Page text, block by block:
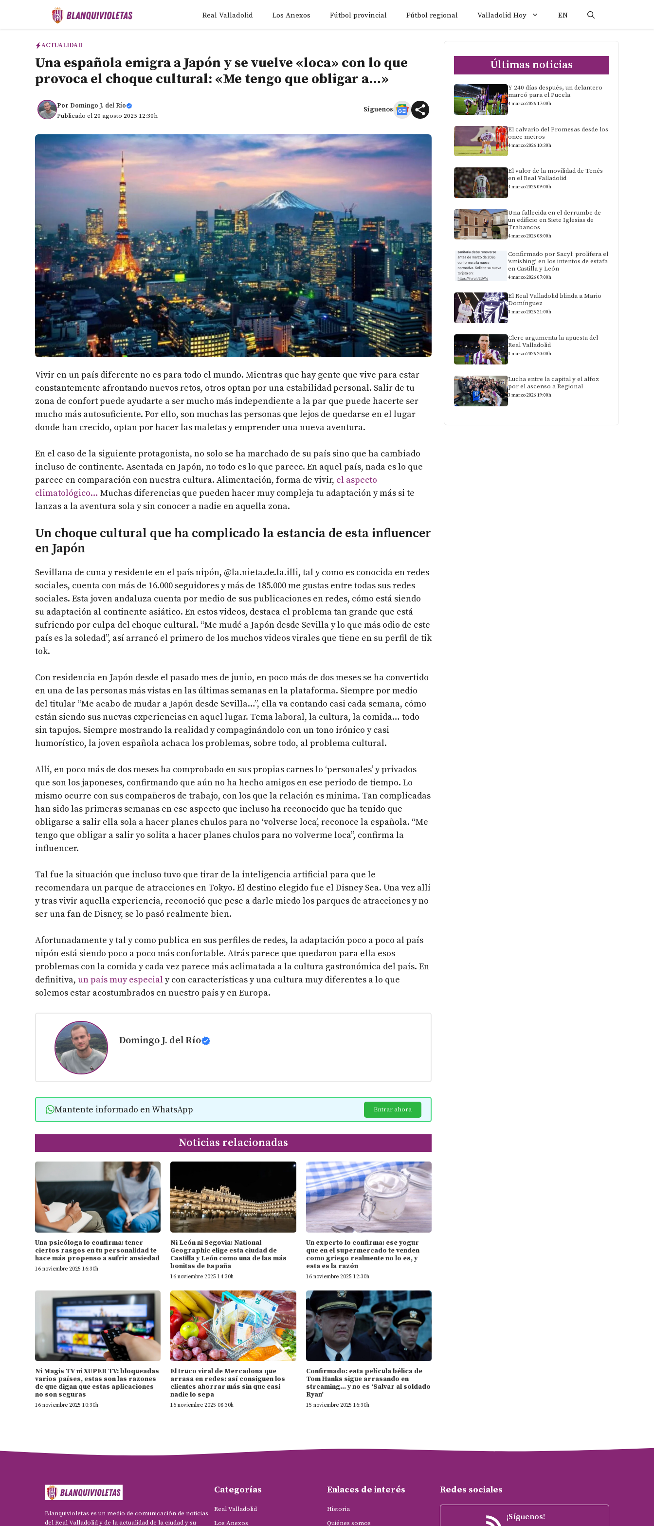
Real Valladolid Los Anexos Fútbol provincial Fútbol regional Valladolid Hoy EN
ACTUALIDAD
Una española emigra a Japón y se vuelve «loca» con lo que
provoca el choque cultural: «Me tengo que obligar a…»
Por Domingo J. del Río
Publicado el 20 agosto 2025 12:30h
Síguenos
Vivir en un país diferente no es para todo el mundo. Mientras que hay gente que vive para estar
constantemente afrontando nuevos retos, otros optan por una estabilidad personal. Salir de tu
zona de confort puede ayudarte a ser mucho más independiente a la par que puede hacerte ser
mucho más autosuficiente. Por ello, son muchas las personas que lejos de quedarse en el lugar
donde han crecido, optan por hacer las maletas y emprender una nueva aventura.
En el caso de la siguiente protagonista, no solo se ha marchado de su país sino que ha cambiado
incluso de continente. Asentada en Japón, no todo es lo que parece. En aquel país, nada es lo que
parece en comparación con nuestra cultura. Alimentación, forma de vivir, el aspecto
climatológico… Muchas diferencias que pueden hacer muy compleja tu adaptación y más si te
lanzas a la aventura sola y sin conocer a nadie en aquella zona.
Un choque cultural que ha complicado la estancia de esta influencer
en Japón
Sevillana de cuna y residente en el país nipón, @la.nieta.de.la.illi, tal y como es conocida en redes
sociales, cuenta con más de 16.000 seguidores y más de 185.000 me gustas entre todas sus redes
sociales. Esta joven andaluza cuenta por medio de sus publicaciones en redes, cómo está siendo
su adaptación al continente asiático. En estos videos, destaca el problema tan grande que está
sufriendo por culpa del choque cultural. “Me mudé a Japón desde Sevilla y lo que más odio de este
país es la soledad”, así arrancó el primero de los muchos videos virales que tiene en su perfil de tik
tok.
Con residencia en Japón desde el pasado mes de junio, en poco más de dos meses se ha convertido
en una de las personas más vistas en las últimas semanas en la plataforma. Siempre por medio
del titular “Me acabo de mudar a Japón desde Sevilla…”, ella va contando casi cada semana, cómo
están siendo sus nuevas experiencias en aquel lugar. Tema laboral, la cultura, la comida… todo
sin tapujos. Siempre mostrando la realidad y compaginándolo con un tono irónico y casi
humorístico, la joven española achaca los problemas, sobre todo, al problema cultural.
Allí, en poco más de dos meses ha comprobado en sus propias carnes lo ‘personales’ y privados
que son los japoneses, confirmando que aún no ha hecho amigos en ese periodo de tiempo. Lo
mismo ocurre con sus compañeros de trabajo, con los que la relación es mínima. Tan complicadas
han sido las primeras semanas en ese aspecto que incluso ha reconocido que ha tenido que
obligarse a salir ella sola a hacer planes chulos para no ‘volverse loca’, reconoce la española. “Me
tengo que obligar a salir yo solita a hacer planes chulos para no volverme loca”, confirma la
influencer.
Tal fue la situación que incluso tuvo que tirar de la inteligencia artificial para que le
recomendara un parque de atracciones en Tokyo. El destino elegido fue el Disney Sea. Una vez allí
y tras vivir aquella experiencia, reconoció que pese a darle miedo los parques de atracciones y no
ser una fan de Disney, se lo pasó realmente bien.
Afortunadamente y tal y como publica en sus perfiles de redes, la adaptación poco a poco al país
nipón está siendo poco a poco más confortable. Atrás parece que quedaron para ella esos
problemas con la comida y cada vez parece más aclimatada a la cultura gastronómica del país. En
definitiva, un país muy especial y con características y una cultura muy diferentes a lo que
solemos estar acostumbrados en nuestro país y en Europa.
Domingo J. del Río
Mantente informado en WhatsApp Entrar ahora
Noticias relacionadas
Una psicóloga lo confirma: tener
ciertos rasgos en tu personalidad te
hace más propenso a sufrir ansiedad
16 noviembre 2025 16:30h
Ni León ni Segovia: National
Geographic elige esta ciudad de
Castilla y León como una de las más
bonitas de España
16 noviembre 2025 14:30h
Un experto lo confirma: ese yogur
que en el supermercado te venden
como griego realmente no lo es, y
esta es la razón
16 noviembre 2025 12:30h
Ni Magis TV ni XUPER TV: bloqueadas
varios países, estas son las razones
de que digan que estas aplicaciones
no son seguras
16 noviembre 2025 10:30h
El truco viral de Mercadona que
arrasa en redes: así consiguen los
clientes ahorrar más sin que casi
nadie lo sepa
16 noviembre 2025 08:30h
Confirmado: esta película bélica de
Tom Hanks sigue arrasando en
streaming… y no es ‘Salvar al soldado
Ryan’
15 noviembre 2025 16:30h
Últimas noticias
Y 240 días después, un delantero
marcó para el Pucela
4 marzo 2026 17:00h
El calvario del Promesas desde los
once metros
4 marzo 2026 10:30h
El valor de la movilidad de Tenés
en el Real Valladolid
4 marzo 2026 09:00h
Una fallecida en el derrumbe de
un edificio en Siete Iglesias de
Trabancos
4 marzo 2026 08:00h
Confirmado por Sacyl: prolifera el
‘smishing’ en los intentos de estafa
en Castilla y León
4 marzo 2026 07:00h
El Real Valladolid blinda a Mario
Domínguez
3 marzo 2026 21:00h
Clerc argumenta la apuesta del
Real Valladolid
3 marzo 2026 20:00h
Lucha entre la capital y el alfoz
por el ascenso a Regional
3 marzo 2026 19:00h
Blanquivioletas es un medio de comunicación de noticias
del Real Valladolid y de la actualidad de la ciudad y su
Categorías
Real Valladolid
Los Anexos
Enlaces de interés
Historia
Quiénes somos
Redes sociales
¡Síguenos!